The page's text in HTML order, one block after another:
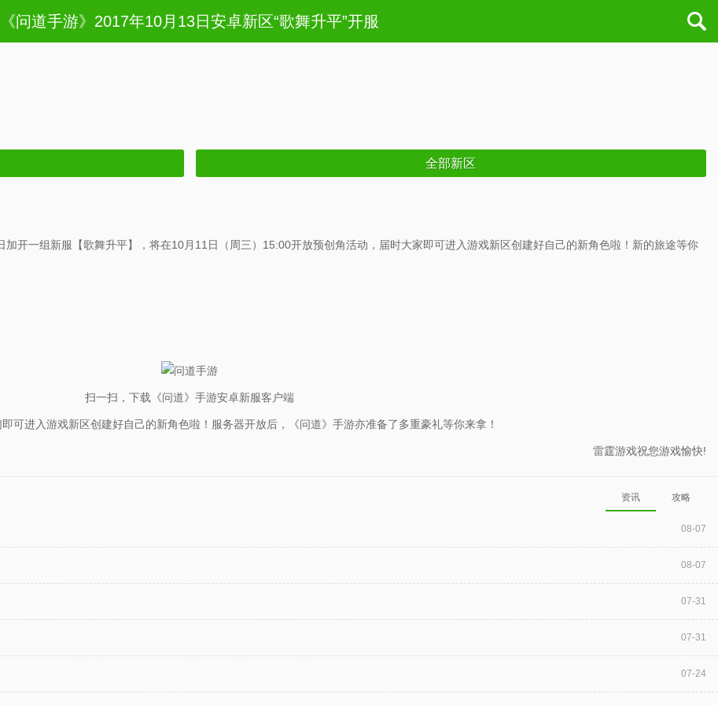
《问道手游》2017年10月13日安卓新区“歌舞升平”开服
全部新区
一组新服【歌舞升平】，将在10月11日（周三）15:00开放预创角活动，届时大家即可进入游戏新区创建好自己的新角色啦！新的旅途等你
扫一扫，下载《问道》手游安卓新服客户端
即可进入游戏新区创建好自己的新角色啦！服务器开放后，《问道》手游亦准备了多重豪礼等你来拿！
雷霆游戏祝您游戏愉快!
资讯 攻略
08-07
08-07
07-31
07-31
07-24